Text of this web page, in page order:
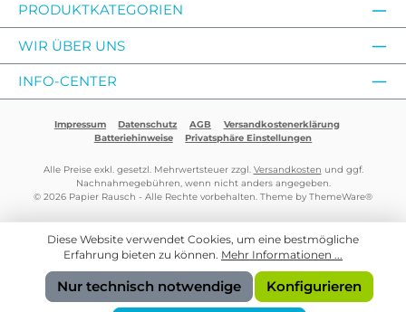
PRODUKTKATEGORIEN
WIR ÜBER UNS
INFO-CENTER
Impressum Datenschutz AGB
Versandkostenerklärung
Batteriehinweise
Privatsphäre Einstellungen
Alle Preise exkl. gesetzl. Mehrwertsteuer zzgl. Versandkosten und ggf.
Nachnahmegebühren, wenn nicht anders angegeben.
© 2026 Papier Rausch - Alle Rechte vorbehalten. Theme by ThemeWare®
Diese Website verwendet Cookies, um eine bestmögliche
Erfahrung bieten zu können. Mehr Informationen ...
Nur technisch notwendige Konfigurieren